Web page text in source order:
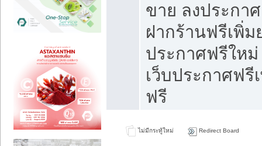
ขาย ลงประกา
ฝากร้านฟรีเพิ่ม
ประกาศฟรีให
เว็บประกาศฟรี
ฟรี
ไม่มีกระทู้ใหม่ Redirect Board